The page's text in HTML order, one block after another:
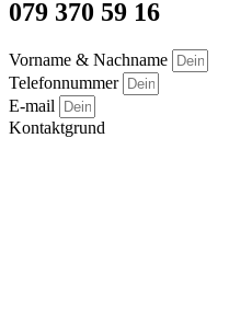
079 370 59 16
Vorname & Nachname
Telefonnummer
E-mail
Kontaktgrund